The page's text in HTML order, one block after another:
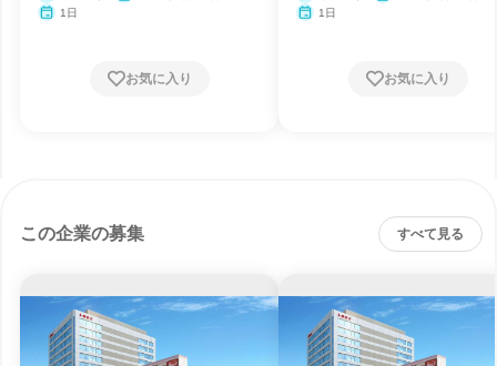
1日
お気に入り
1日
お気に入り
この企業の募集 すべて見る